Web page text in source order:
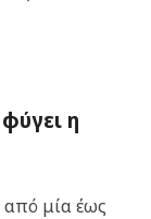
η
από μία έως